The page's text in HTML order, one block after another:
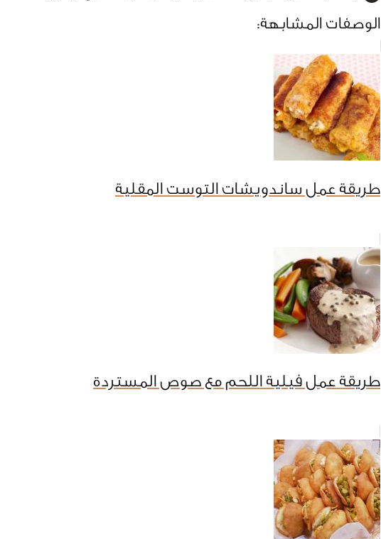
الوصفات المشابهة:
طريقة عمل ساندويشات التوست المقلية
طريقة عمل فيلية اللحم مع صوص المستردة